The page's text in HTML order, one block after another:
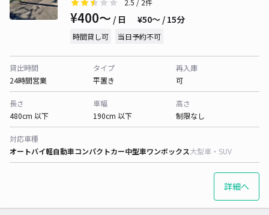
2.5 / 2件
¥400〜 / 日 ¥50〜 / 15分
時間貸し可 当日予約不可
貸出時間
24時間営業
タイプ
平置き
再入庫
可
長さ
480cm 以下
車幅
190cm 以下
高さ
制限なし
対応車種
オートバイ軽自動車コンパクトカー中型車ワンボックス大型車・SUV
詳細へ